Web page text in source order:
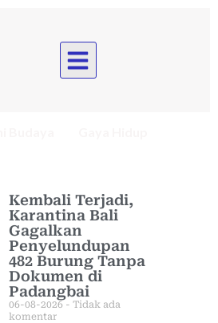
Kembali Terjadi,
Karantina Bali
Gagalkan
Penyelundupan
482 Burung Tanpa
Dokumen di
Padangbai
06-08-2026
Tidak ada
komentar